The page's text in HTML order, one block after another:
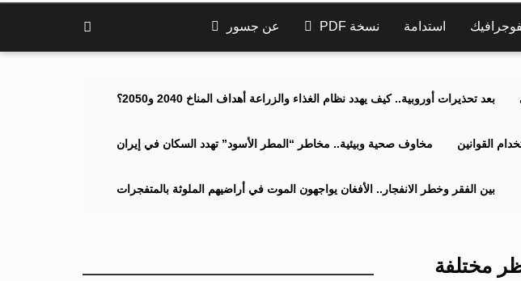
استدامة نسخة PDF عن جسور
بعد تحذيرات أوروبية.. كيف يهدد نظام الغذاء والزراعة أهداف المناخ 2040 و2050؟
مخاوف صحية وبيئية.. مخاطر “المطر الأسود” تهدد السكان في إيران القوانين
بين الفقر وخطر الانفجار.. الأفغان يواجهون الموت في أراضيهم الملوثة بالمتفجرات
مختلفة